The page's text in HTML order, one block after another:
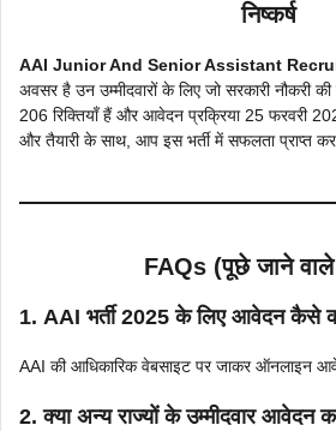
निष्कर्ष
AAI Junior And Senior Assistant
अवसर है उन उम्मीदवारों के लिए जो सरकारी नौकरी
206 रिक्तियाँ हैं और आवेदन प्रक्रिया 25 फरवरी
और तैयारी के साथ, आप इस भर्ती में सफलता प्राप्त
FAQs (पूछे जाने वाले
1. AAI भर्ती 2025 के लिए आवेदन कैसे
AAI की आधिकारिक वेबसाइट पर जाकर ऑनलाइन
2.क्या अन्य राज्यों के उम्मीदवार